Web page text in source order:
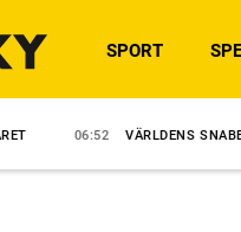
SPORT
VÄRLDENS SNABBASTE VANN